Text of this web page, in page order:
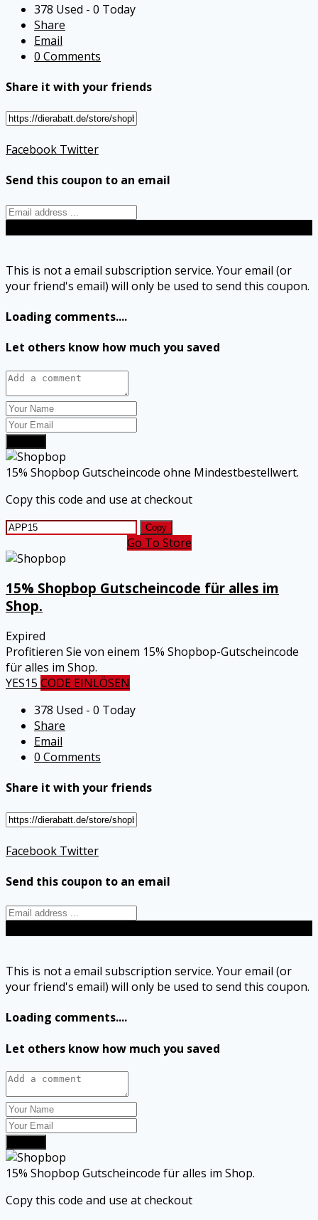
378 Used - 0 Today
Share
Email
0 Comments
Share it with your friends
Facebook Twitter
Send this coupon to an email
This is not a email subscription service. Your email (or
your friend's email) will only be used to send this coupon.
Loading comments....
Let others know how much you saved
15% Shopbop Gutscheincode ohne Mindestbestellwert.
Copy this code and use at checkout
Copy
Go To Store
15% Shopbop Gutscheincode für alles im
Shop.
Expired
Profitieren Sie von einem 15% Shopbop-Gutscheincode
für alles im Shop.
YES15 CODE EINLÖSEN
378 Used - 0 Today
Share
Email
0 Comments
Share it with your friends
Facebook Twitter
Send this coupon to an email
This is not a email subscription service. Your email (or
your friend's email) will only be used to send this coupon.
Loading comments....
Let others know how much you saved
15% Shopbop Gutscheincode für alles im Shop.
Copy this code and use at checkout